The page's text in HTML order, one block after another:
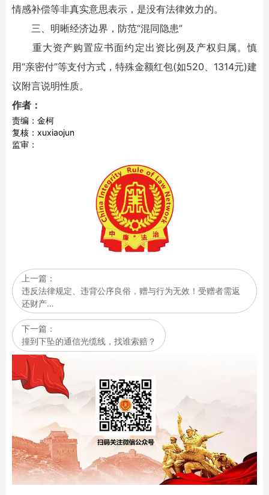
情感补偿等非真实意思表示，是没有法律效力的。
三、明晰经济边界，防范“混同隐患”
重大资产购置应书面约定出资比例及产权归属。慎
用“亲密付”等支付方式，特殊金额红包(如520、1314元)建
议附言说明性质。
作者：
责编：金柯
复核：xuxiaojun
监审：
上一篇：
违反法律规定、违背公序良俗，赠与行为无效！受赠者需返
还财产…
下一篇：
撞到下坠的通信光缆线，找谁索赔？